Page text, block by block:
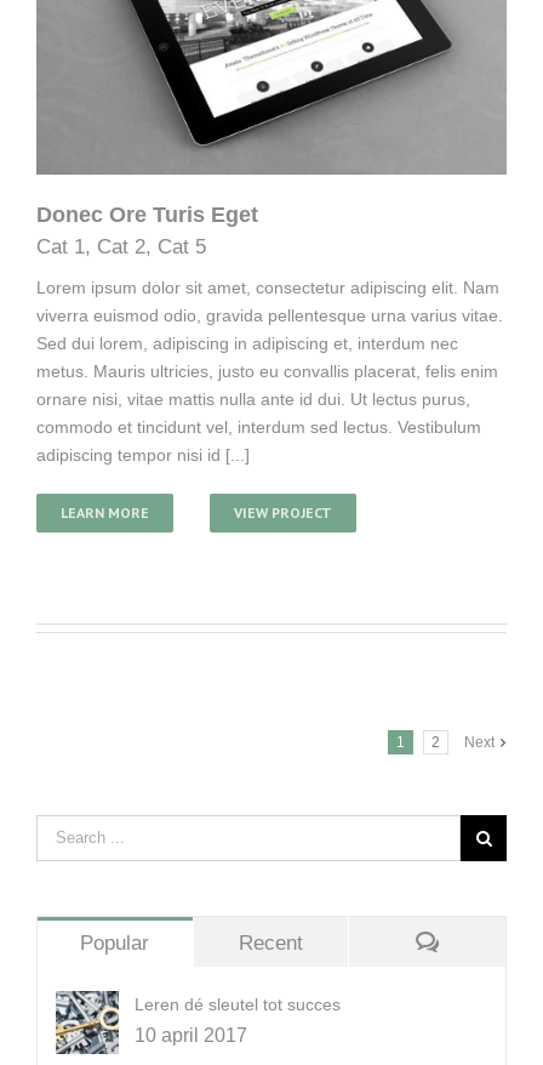
Donec Ore Turis Eget
Cat 1, Cat 2, Cat 5
Lorem ipsum dolor sit amet, consectetur adipiscing elit. Nam
viverra euismod odio, gravida pellentesque urna varius vitae.
Sed dui lorem, adipiscing in adipiscing et, interdum nec
metus. Mauris ultricies, justo eu convallis placerat, felis enim
ornare nisi, vitae mattis nulla ante id dui. Ut lectus purus,
commodo et tincidunt vel, interdum sed lectus. Vestibulum
adipiscing tempor nisi id [...]
LEARN MORE VIEW PROJECT
1 2 Next
Popular
Recent
Leren dé sleutel tot succes
10 april 2017